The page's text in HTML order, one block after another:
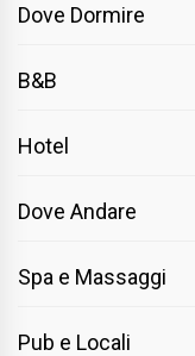
Dove Dormire
B&B
Hotel
Dove Andare
Spa e Massaggi
Pub e Locali